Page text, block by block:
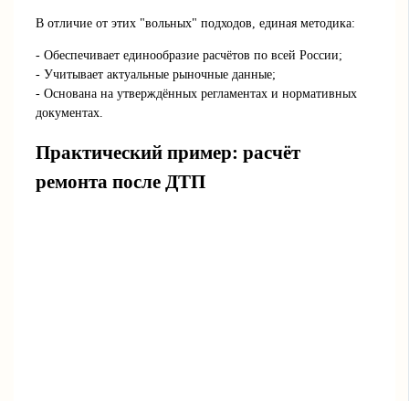
В отличие от этих "вольных" подходов, единая методика:
- Обеспечивает единообразие расчётов по всей России;
- Учитывает актуальные рыночные данные;
- Основана на утверждённых регламентах и нормативных
документах.
Практический пример: расчёт
ремонта после ДТП